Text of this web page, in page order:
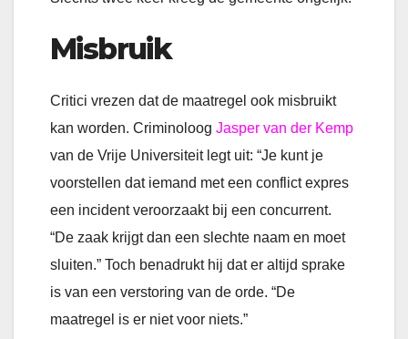
Misbruik
Critici vrezen dat de maatregel ook misbruikt
kan worden. Criminoloog Jasper van der Kemp
van de Vrije Universiteit legt uit: “Je kunt je
voorstellen dat iemand met een conflict expres
een incident veroorzaakt bij een concurrent.
“De zaak krijgt dan een slechte naam en moet
sluiten.” Toch benadrukt hij dat er altijd sprake
is van een verstoring van de orde. “De
maatregel is er niet voor niets.”